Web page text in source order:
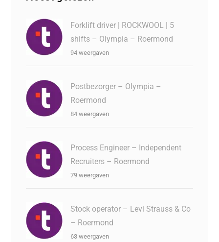
Forklift driver | ROCKWOOL | 5
shifts – Olympia – Roermond
94 weergaven
Postbezorger – Olympia –
Roermond
84 weergaven
Process Engineer – Independent
Recruiters – Roermond
79 weergaven
Stock operator – Levi Strauss & Co
– Roermond
63 weergaven